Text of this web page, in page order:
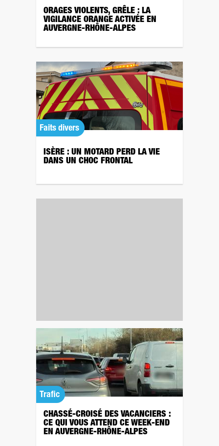
ORAGES VIOLENTS, GRÊLE : LA
VIGILANCE ORANGE ACTIVÉE EN
AUVERGNE-RHÔNE-ALPES
Faits divers
ISÈRE : UN MOTARD PERD LA VIE
DANS UN CHOC FRONTAL
Trafic
CHASSÉ-CROISÉ DES VACANCIERS :
CE QUI VOUS ATTEND CE WEEK-END
EN AUVERGNE-RHÔNE-ALPES